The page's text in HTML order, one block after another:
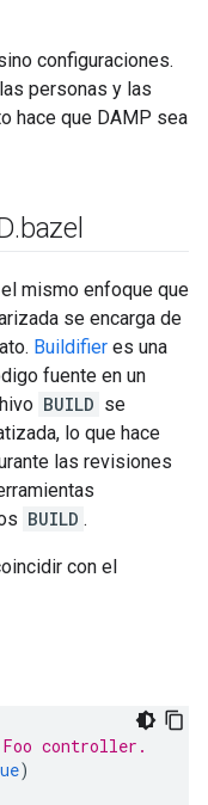
configuraciones.
personas y las
hace que DAMP sea
.bazel
mismo enfoque que
se encarga de
Buildifier es una
fuente en un
BUILD se
lo que hace
las revisiones
BUILD .
con el
controller.
)